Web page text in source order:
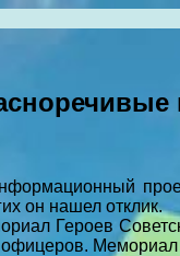
он нашел отклик.
Героев